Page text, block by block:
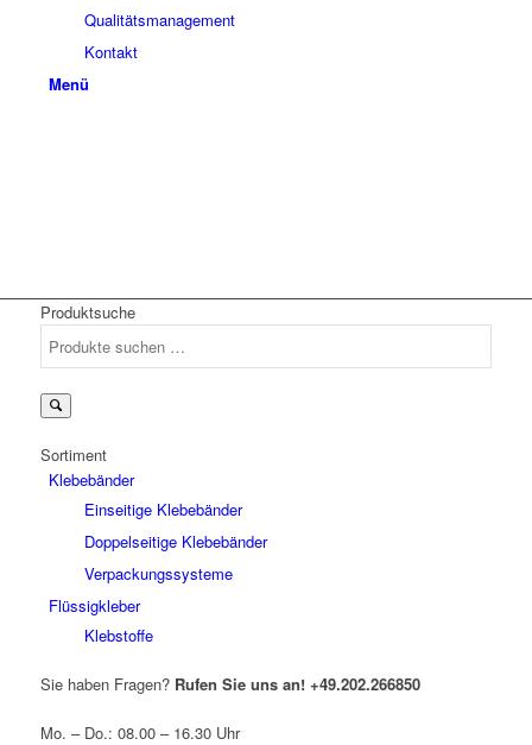
Qualitätsmanagement
Kontakt
Menü
Produktsuche
Sortiment
Klebebänder
Einseitige Klebebänder
Doppelseitige Klebebänder
Verpackungssysteme
Flüssigkleber
Klebstoffe
Sie haben Fragen? Rufen Sie uns an! +49.202.266850
Mo. – Do.: 08.00 – 16.30 Uhr